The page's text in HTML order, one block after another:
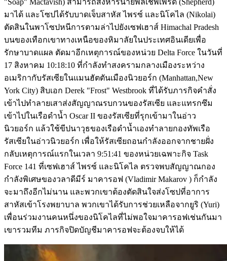
มาได้ และโซปได้รับบาดเจ็บสาหัส ไพรซ์ และนิโคไล (Nikolai)
ตัดสินในพาโซปหนีการตามล่าไปยังเซฟเฮาส์ Himachal Pradesh
บนของเทือกเขาทางเหนือของหิมาลัยในประเทศอินเดียเพื่อ
รักษาบาดแผล ตัดมาอีกเหตุการณ์ของหน่วย Delta Force ในวันที่
17 สิงหาคม 10:18:10 ที่กำลังทำสงครามกลางเมืองระหว่าง
อเมริกากับรัสเซียในแมนฮัตตันเมืองนิวยอร์ก (Manhattan,New
York City) สิบเอก Derek "Frost" Westbrook ที่ได้รับภารกิจคำสั่ง
เข้าไปทำลายเสาส่งสัญญาณรบกวนของรัสเซีย และแทรกซึม
เข้าไปในเรือดำน้ำ Oscar II ของรัสเซียที่รุกเข้ามาในอ่าว
นิวยอร์ก แล้วใช้ขีปนาวุธของเรือดำน้ำเองทำลายกองทัพเรือ
รัสเซียในอ่าวนิวยอร์ก เพื่อให้รัสเซียถอนกำลังออกจากชายฝั่ง
กลับเหตุการณ์แรกในเวลา 9:51:41 ของหน่วยเฉพาะกิจ Task
Force 141 ที่เซฟเฮาส์ ไพรซ์ และนิโคไล ตรวจพบสัญญาณกอง
กำลังพิเศษของวลาดีมีร์ มาคารอฟ (Vladimir Makarov ) ก็กำลัง
จะมาถึงอีกไม่นาน และพวกเขาต้องตัดสินใจส่งโซปที่อาการ
สาหัสเข้าโรงพยาบาล พวกเขาได้รับการช่วยเหลือจากยูริ (Yuri)
เพื่อนร่วมงานคนหนึ่งของนิโคไลที่ไม่พอใจมาคารอฟเช่นกันมา
เขารวมทีม ภารกิจปิดบัญชีมาคารอฟจะต้องจบให้ได้